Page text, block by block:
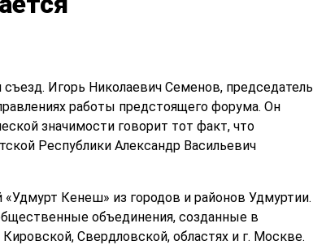
Игорь Николаевич Семенов, председатель
работы предстоящего форума. Он
значимости говорит тот факт, что
Республики Александр Васильевич
Кенеш» из городов и районов Удмуртии.
объединения, созданные в
Свердловской, областях и г. Москве.